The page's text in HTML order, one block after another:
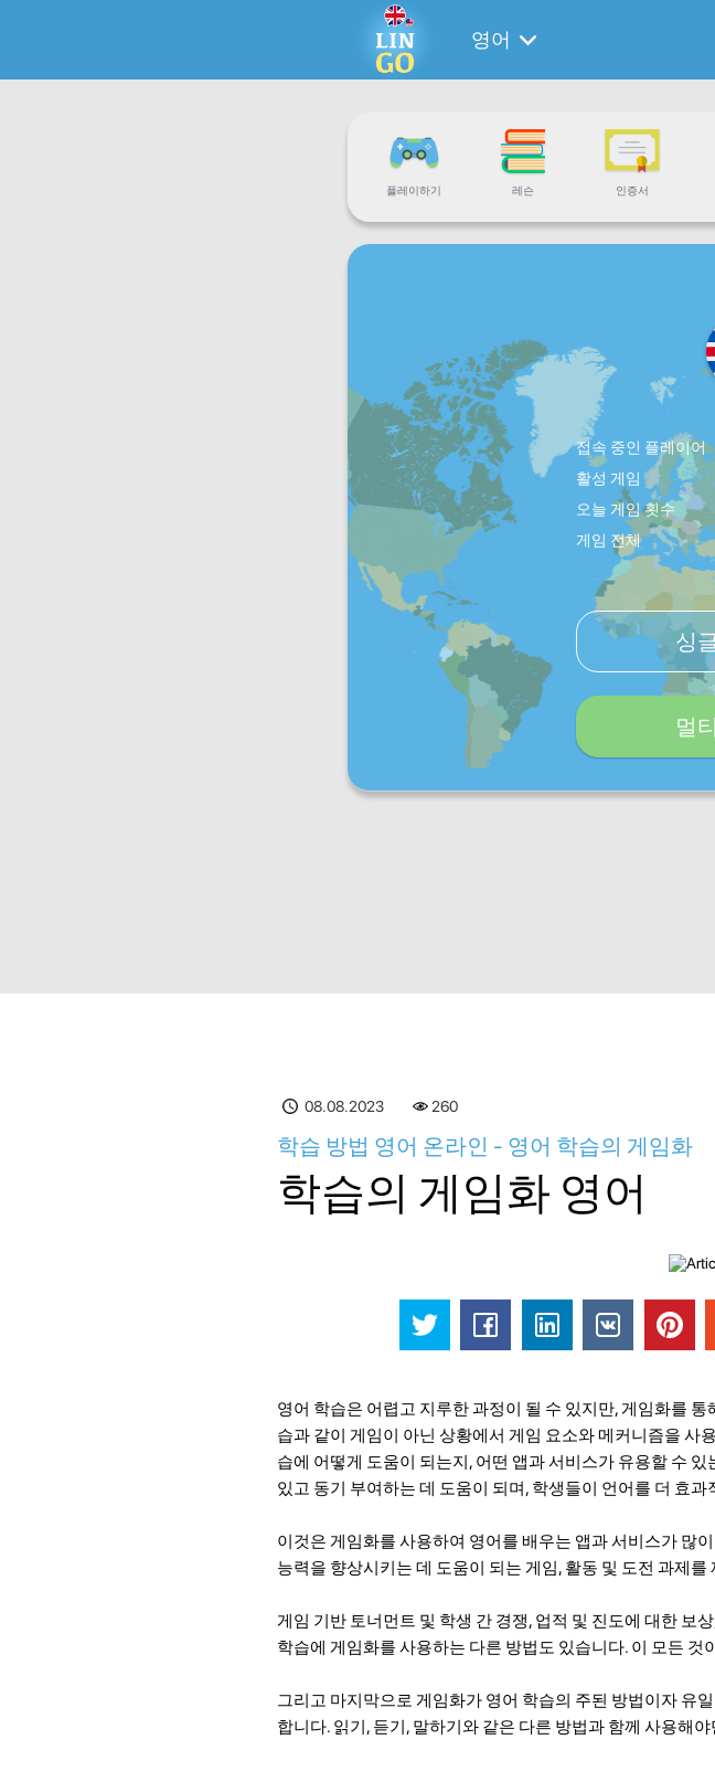
영어
플레이하기 레슨 인증서
접속 중인 플레이어
활성 게임
오늘 게임 횟수
게임 전체
싱
멀
08.08.2023 260
학습 방법 영어 온라인 - 영어 학습의 게임화
학습의 게임화 영어
영어 학습은 어렵고 지루한 과정이 될 수 있지만, 게임화를
습과 같이 게임이 아닌 상황에서 게임 요소와 메커니즘을 사
습에 어떻게 도움이 되는지, 어떤 앱과 서비스가 유용할 수
있고 동기 부여하는 데 도움이 되며, 학생들이 언어를 더 효
이것은 게임화를 사용하여 영어를 배우는 앱과 서비스가 많
능력을 향상시키는 데 도움이 되는 게임, 활동 및 도전 과제를
게임 기반 토너먼트 및 학생 간 경쟁, 업적 및 진도에 대한 보
학습에 게임화를 사용하는 다른 방법도 있습니다. 이 모든 것
그리고 마지막으로 게임화가 영어 학습의 주된 방법이자 유
합니다. 읽기, 듣기, 말하기와 같은 다른 방법과 함께 사용해